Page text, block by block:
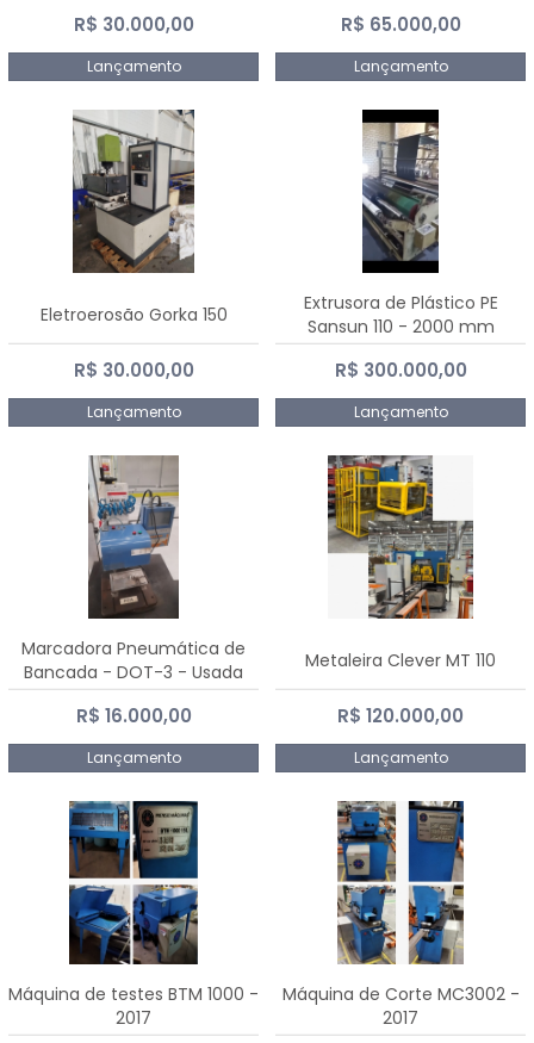
R$ 30.000,00
Lançamento
R$ 65.000,00
Lançamento
Eletroerosão Gorka 150
R$ 30.000,00
Lançamento
Extrusora de Plástico PE
Sansun 110 - 2000 mm
R$ 300.000,00
Lançamento
Marcadora Pneumática de
Bancada - DOT-3 - Usada
R$ 16.000,00
Lançamento
Metaleira Clever MT 110
R$ 120.000,00
Lançamento
Máquina de testes BTM 1000 -
2017
Máquina de Corte MC3002 -
2017